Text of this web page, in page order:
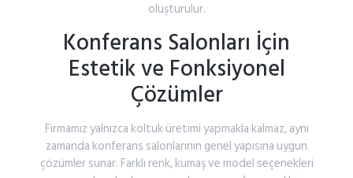
oluşturulur.
Konferans Salonları İçin
Estetikve Fonksiyonel
Çözümler
Firmamız yalnızca koltuküretimi yapmakla kalmaz,aynı
zamanda konferans salonlarının genel yapısına uygun
çözümlersunar. Farklı renk,kumaşve model seçenekleri